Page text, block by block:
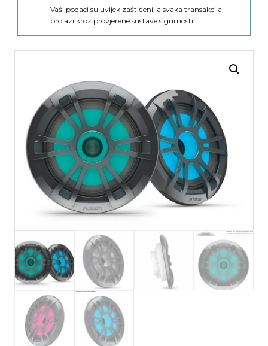
Vaši podaci su uvijek zaštićeni, a svaka transakcija
prolazi kroz provjerene sustave sigurnosti.